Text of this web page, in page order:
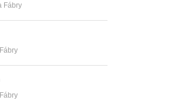
ka
Fábry